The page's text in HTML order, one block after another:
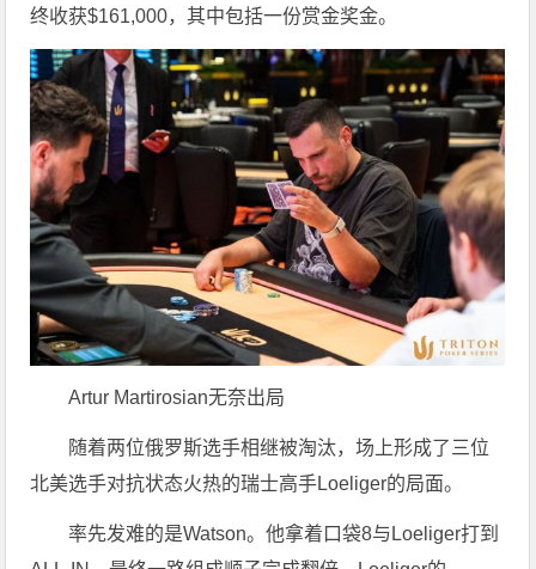
终收获$161,000，其中包括一份赏金奖金。
Artur Martirosian无奈出局
随着两位俄罗斯选手相继被淘汰，场上形成了三位
北美选手对抗状态火热的瑞士高手Loeliger的局面。
率先发难的是Watson。他拿着口袋8与Loeliger打到